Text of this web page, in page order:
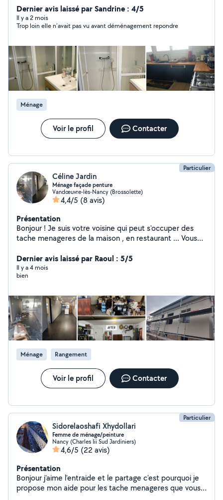
ma priorité. N'hésitez pas à me contactez en message
privé, merci
Dernier avis laissé par Sandrine : 4/5
Il y a 2 mois
Trop loin elle n´avait pas vu avant déménagement repondre
Ménage
Voir le profil Contacter
Particulier
Céline Jardin
Ménage façade penture
Vandœuvre-lès-Nancy (Brossolette)
4,4/5 (8 avis)
Présentation
Bonjour ! Je suis votre voisine qui peut s'occuper des
tache menageres de la maison , en restaurant ... Vous
vos tâches ! N'hésitez pas à me choisir mon travail vous
satisfera !
Dernier avis laissé par Raoul : 5/5
Il y a 4 mois
bien
Ménage Rangement
Voir le profil Contacter
Particulier
Sidorelaoshafi Xhydollari
Femme de ménage/peinture
Nancy (Charles Iii Sud Jardiniers)
4,6/5 (22 avis)
Présentation
Bonjour j'aime l'entraide et le partage c'est pourquoi je
propose mon aide pour les tache menageres que vous